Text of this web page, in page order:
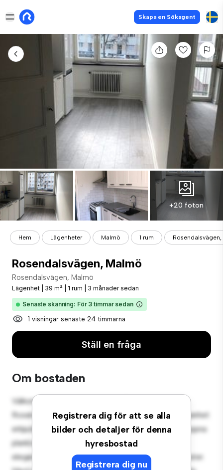
Skapa en Sökagent
+20 foton
Hem Lägenheter Malmö 1 rum
Rosendalsvägen, Malmö
Rosendalsvägen, Malmö
Lägenhet 39 m² 1 rum 3 månader sedan
Senaste skanning: För 3 timmar sedan
1 visningar senaste 24 timmarna
Ställ en fråga
Om bostaden
Registrera dig för att se alla
bilder och detaljer för denna
hyresbostad
Registrera dig nu
Välkommen till ditt nya urbana tillflyktsort på
Rosendalsvägen, Malmö! Denna moderna 1-rumslägenhet
erbjuder ett elegant och mysigt vardagsrum. Den öppna
planlösningen är perfekt för underhållning, och det
eleganta köket är utrustat med förstklassiga apparater.